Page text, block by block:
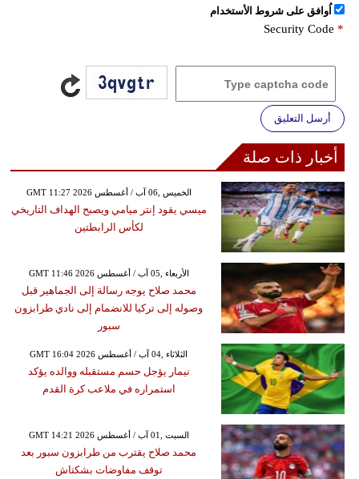
اُوافق على شروط الأستخدام
Security Code *
أرسل التعليق
أخبار ذات صلة
GMT 11:27 2026 الخميس ,06 آب / أغسطس
ميسي يقود إنتر ميامي ويصبح الهداف التاريخي
لكأس الرابطتين
GMT 11:46 2026 الأربعاء ,05 آب / أغسطس
محمد صلاح يوجه رسالة إلى الجماهير قبل
وصوله إلى تركيا للانضمام إلى نادي طرابزون
سبور
GMT 16:04 2026 الثلاثاء ,04 آب / أغسطس
نيمار يؤجل حسم مستقبله ووالده يؤكد
استمراره في ملاعب كرة القدم
GMT 14:21 2026 السبت ,01 آب / أغسطس
محمد صلاح يقترب من طرابزون سبور بعد
توقف مفاوضات بشكتاش